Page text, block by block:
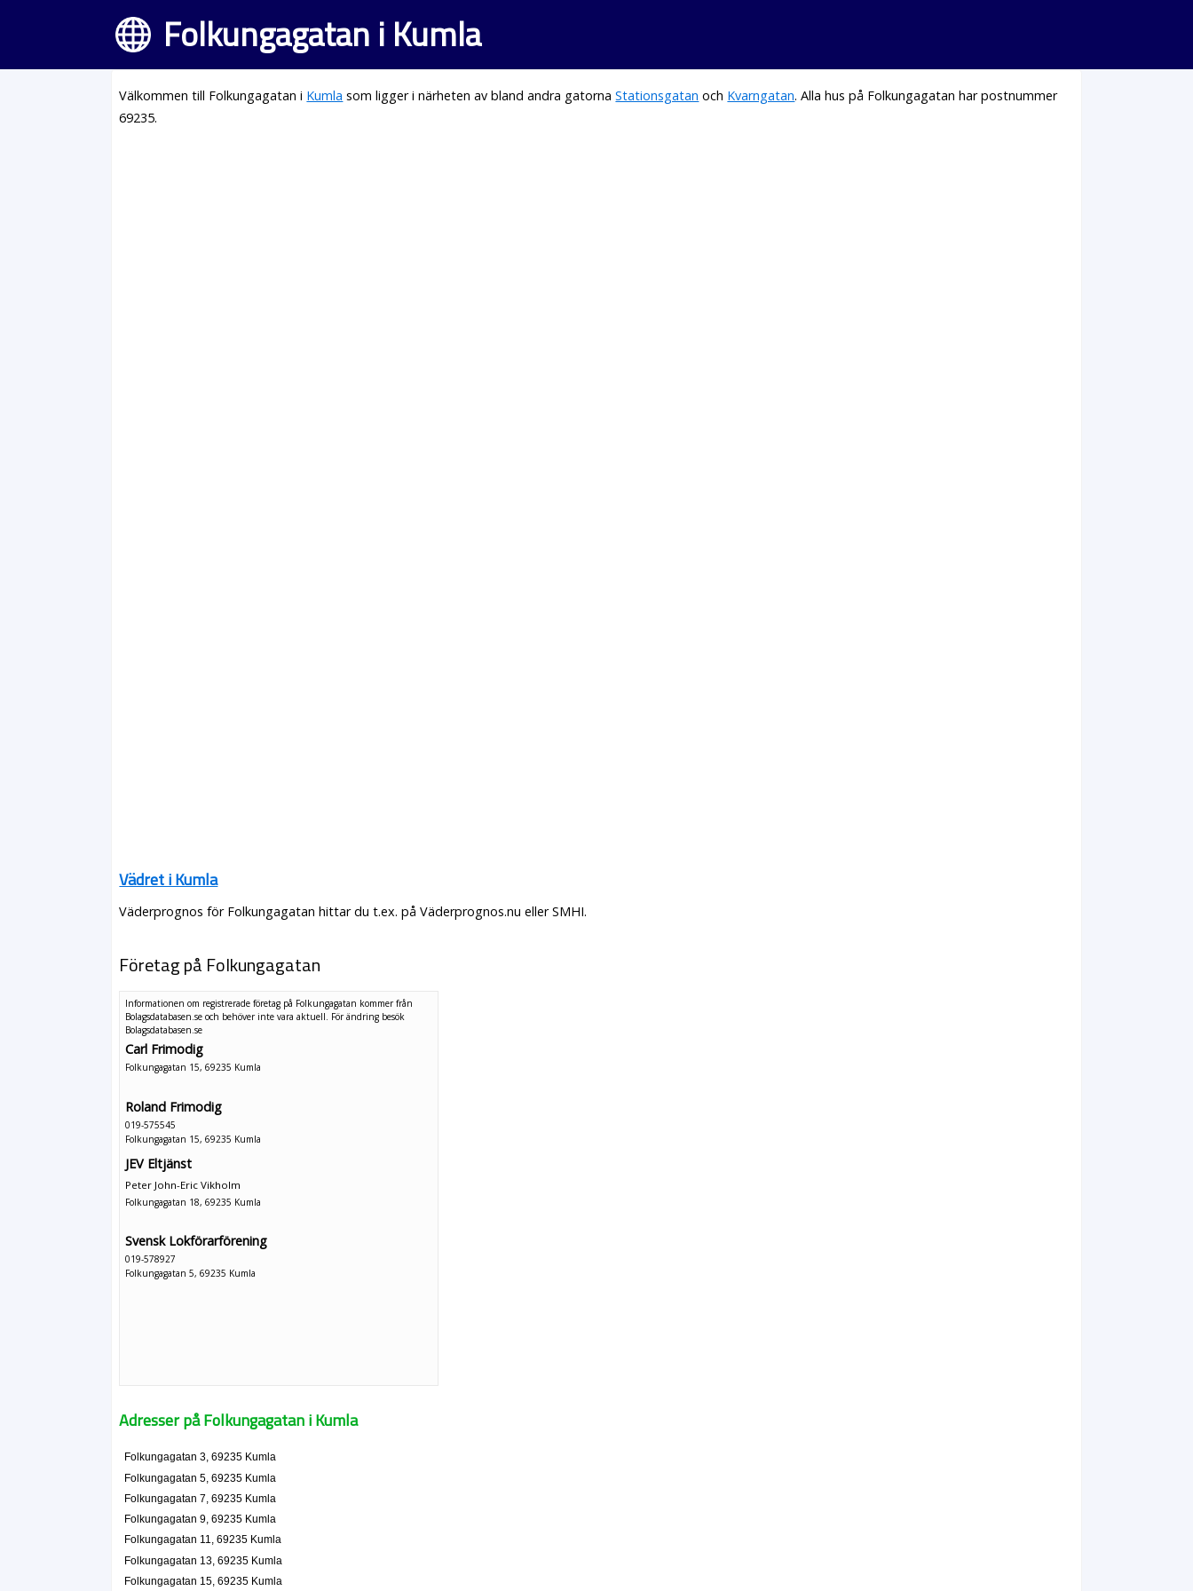
Folkungagatan i Kumla
Välkommen till Folkungagatan i Kumla som ligger i närheten av bland andra gatornaStationsgatan och Kvarngatan. Alla hus på Folkungagatan har postnummer
69235.
Vädret i Kumla
Väderprognos för Folkungagatan hittar du t.ex. på Väderprognos.nu eller SMHI.
Företag på Folkungagatan
Informationen om registrerade företag på Folkungagatan kommer från
Bolagsdatabasen.se och behöver inte vara aktuell. För ändring besök
Bolagsdatabasen.se
Carl Frimodig
Folkungagatan 15, 69235 Kumla
Roland Frimodig
019-575545
Folkungagatan 15, 69235 Kumla
JEV Eltjänst
Peter John-Eric Vikholm
Folkungagatan 18, 69235 Kumla
Svensk Lokförarförening
019-578927
Folkungagatan 5, 69235 Kumla
Adresser på Folkungagatan i Kumla
Folkungagatan 3, 69235 Kumla
Folkungagatan 5, 69235 Kumla
Folkungagatan 7, 69235 Kumla
Folkungagatan 9, 69235 Kumla
Folkungagatan 11, 69235 Kumla
Folkungagatan 13, 69235 Kumla
Folkungagatan 15, 69235 Kumla